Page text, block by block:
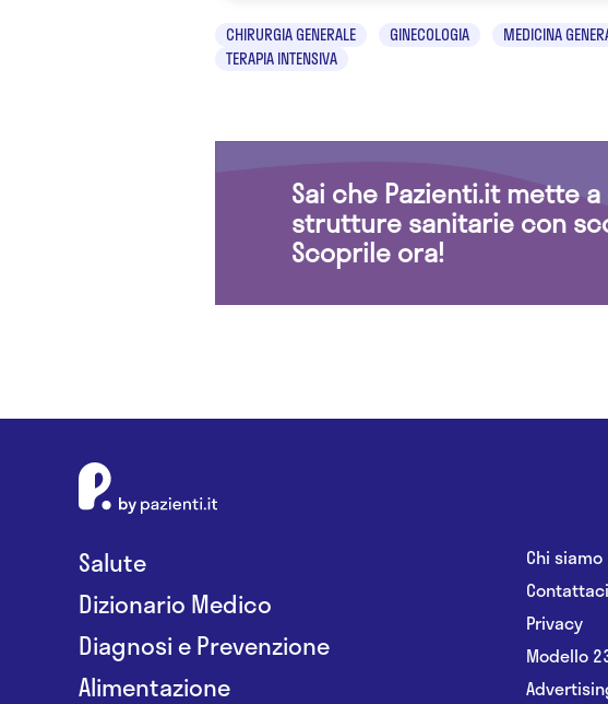
CHIRURGIA GENERALE GINECOLOGIA MEDICINA
TERAPIA INTENSIVA
Sai che Pazienti.it mette
strutture sanitarie con
Scoprile ora!
Salute
Dizionario Medico
Diagnosi e Prevenzione
Alimentazione
Chi siamo
Contattaci
Privacy
Modello